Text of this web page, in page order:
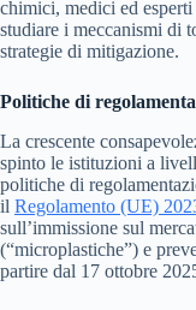
chimici, medici ed
studiare i meccanismi di
strategie di mitigazione.
Politiche di
La crescente
spinto le istituzioni a
politiche di
il Regolamento (UE)
sull’immissione sul
(“microplastiche”) e
partire dal 17 ottobre